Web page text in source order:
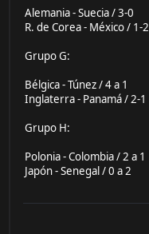
Alemania - Suecia / 3-0
R. de Corea - México / 1-2
Grupo G:
Bélgica - Túnez / 4 a 1
Inglaterra - Panamá / 2-1
Grupo H:
Polonia - Colombia / 2 a 1
Japón - Senegal / 0 a 2